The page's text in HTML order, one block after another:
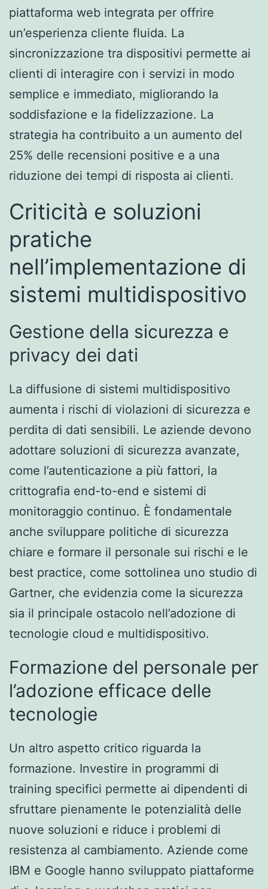
piattaforma web integrata per offrire
un’esperienza cliente fluida. La
sincronizzazione tra dispositivi permette ai
clienti di interagire con i servizi in modo
semplice e immediato, migliorando la
soddisfazione e la fidelizzazione. La
strategia ha contribuito a un aumento del
25% delle recensioni positive e a una
riduzione dei tempi di risposta ai clienti.
Criticità e soluzioni
pratiche
nell’implementazione di
sistemi multidispositivo
Gestione della sicurezza e
privacy dei dati
La diffusione di sistemi multidispositivo
aumenta i rischi di violazioni di sicurezza e
perdita di dati sensibili. Le aziende devono
adottare soluzioni di sicurezza avanzate,
come l’autenticazione a più fattori, la
crittografia end-to-end e sistemi di
monitoraggio continuo. È fondamentale
anche sviluppare politiche di sicurezza
chiare e formare il personale sui rischi e le
best practice, come sottolinea uno studio di
Gartner, che evidenzia come la sicurezza
sia il principale ostacolo nell’adozione di
tecnologie cloud e multidispositivo.
Formazione del personale per
l’adozione efficace delle
tecnologie
Un altro aspetto critico riguarda la
formazione. Investire in programmi di
training specifici permette ai dipendenti di
sfruttare pienamente le potenzialità delle
nuove soluzioni e riduce i problemi di
resistenza al cambiamento. Aziende come
IBM e Google hanno sviluppato piattaforme